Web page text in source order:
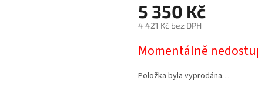
5 350 Kč
4 421 Kč bez DPH
Momentálně
Položka byla vyprodána…